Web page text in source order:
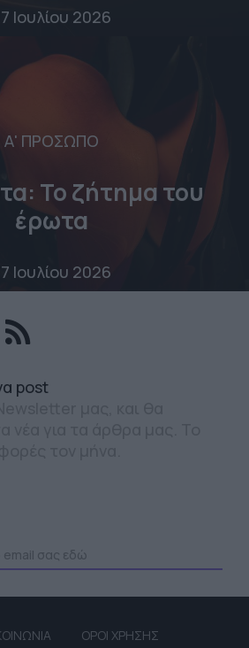
Ιουλίου 2026
Α' ΠΡΟΣΩΠΟ
Το ζήτημα του
έρωτα
Ιουλίου 2026
post
ΟΡΟΙ ΧΡΗΣΗΣ